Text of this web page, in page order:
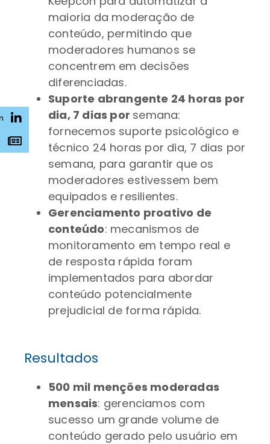
maioria da moderação de
conteúdo, permitindo que
moderadores humanos se
concentrem em decisões
diferenciadas.
Suporte abrangente 24 horas por
dia, 7 dias por semana:
fornecemos suporte psicológico e
técnico 24 horas por dia, 7 dias por
semana, para garantir que os
moderadores estivessem bem
equipados e resilientes.
Gerenciamento proativo de
conteúdo: mecanismos de
monitoramento em tempo real e
de resposta rápida foram
implementados para abordar
conteúdo potencialmente
prejudicial de forma rápida.
Resultados
500 mil menções moderadas
mensais: gerenciamos com
sucesso um grande volume de
conteúdo gerado pelo usuário em